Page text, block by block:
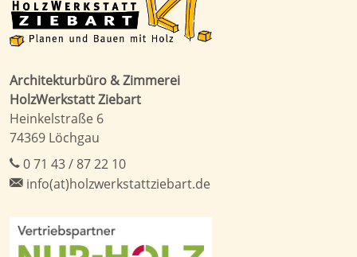
Architekturbüro & Zimmerei
HolzWerkstatt Ziebart
Heinkelstraße 6
74369 Löchgau
0 71 43 / 87 22 10
info(at)holzwerkstattziebart.de